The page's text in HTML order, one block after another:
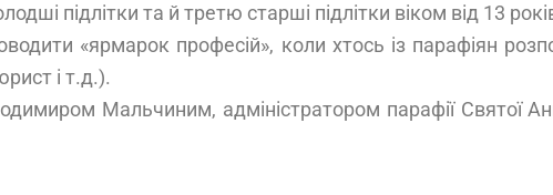
підлітки та й третю старші підлітки віком від 13
«ярмарок професій», коли хтось із парафіян
і т.д.).
Мальчиним, адміністратором парафії Святої